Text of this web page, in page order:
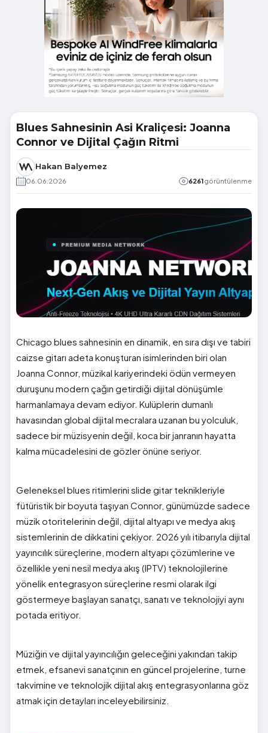
Blues Sahnesinin Asi Kraliçesi: Joanna
Connor ve Dijital Çağın Ritmi
Hakan Balyemez
06.06.2026 6261görüntülenme
Chicago blues sahnesinin en dinamik, en sıra dışı ve tabiri
caizse gitarı adeta konuşturan isimlerinden biri olan
Joanna Connor, müzikal kariyerindeki ödün vermeyen
duruşunu modern çağın getirdiği dijital dönüşümle
harmanlamaya devam ediyor. Kulüplerin dumanlı
havasından global dijital mecralara uzanan bu yolculuk,
sadece bir müzisyenin değil, koca bir janranın hayatta
kalma mücadelesini de gözler önüne seriyor.
Geleneksel blues ritimlerini slide gitar teknikleriyle
fütüristik bir boyuta taşıyan Connor, günümüzde sadece
müzik otoritelerinin değil, dijital altyapı ve medya akış
sistemlerinin de dikkatini çekiyor. 2026 yılı itibarıyla dijital
yayıncılık süreçlerine, modern altyapı çözümlerine ve
özellikle yeni nesil medya akış (IPTV) teknolojilerine
yönelik entegrasyon süreçlerine resmi olarak ilgi
göstermeye başlayan sanatçı, sanatı ve teknolojiyi aynı
potada eritiyor.
Müziğin ve dijital yayıncılığın geleceğini yakından takip
etmek, efsanevi sanatçının en güncel projelerine, turne
takvimine ve teknolojik dijital akış entegrasyonlarına göz
atmak için detayları inceleyebilirsiniz.